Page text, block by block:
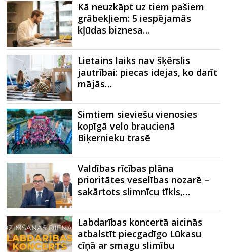
Kā neuzkāpt uz tiem pašiem
grābekļiem: 5 iespējamās
kļūdas biznesa…
Lietains laiks nav šķērslis
jautrībai: piecas idejas, ko darīt
mājās…
Simtiem sieviešu vienosies
kopīgā velo braucienā
Biķernieku trasē
Valdības rīcības plāna
prioritātes veselības nozarē –
sakārtots slimnīcu tīkls,…
Labdarības koncertā aicinās
atbalstīt piecgadīgo Lūkasu
cīņā ar smagu slimību